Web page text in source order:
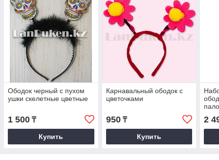
Ободок черный с пухом
ушки скелетные цветные
1 500 ₸
Купить
Карнавальный ободок с
цветочками
950₸
Купить
2